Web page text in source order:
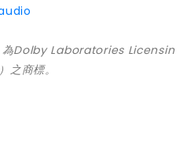
為Dolby Laboratories Licensin
商標。